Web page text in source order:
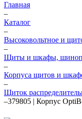
Главная
–
Каталог
–
Высоковольтное и
–
Щиты и шкафы,
–
Корпуса щитов и
–
Щиток
–379805 | Корпус